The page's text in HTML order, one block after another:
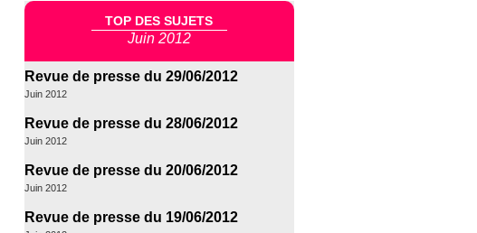
TOP DES SUJETS
Juin 2012
Revue de presse du 29/06/2012
Juin 2012
Revue de presse du 28/06/2012
Juin 2012
Revue de presse du 20/06/2012
Juin 2012
Revue de presse du 19/06/2012